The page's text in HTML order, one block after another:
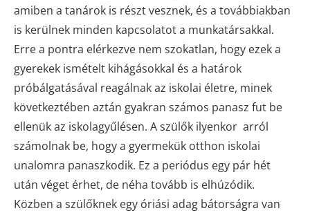
amiben a tanárok is részt vesznek, és a továbbiakban
is kerülnek minden kapcsolatot a munkatársakkal.
Erre a pontra elérkezve nem szokatlan, hogy ezek a
gyerekek ismételt kihágásokkal és a határok
próbálgatásával reagálnak az iskolai életre, minek
következtében aztán gyakran számos panasz fut be
ellenük az iskolagyűlésen. A szülők ilyenkor arról
számolnak be, hogy a gyermekük otthon iskolai
unalomra panaszkodik. Ez a periódus egy pár hét
után véget érhet, de néha tovább is elhúzódik.
Közben a szülőknek egy óriási adag bátorságra van